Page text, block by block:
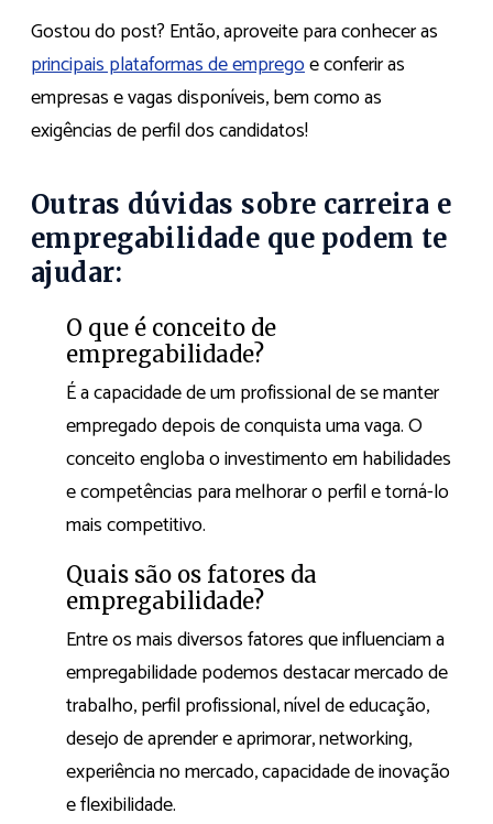
Gostou do post? Então, aproveite para conhecer as
principais plataformas de empregoe conferir as
empresas e vagas disponíveis, bem como as
exigências de perfil dos candidatos!
Outras dúvidas sobre carreira e
empregabilidade que podem te
ajudar:
O que é conceito de
empregabilidade?
É a capacidade de um profissional de se manter
empregado depois de conquista uma vaga. O
conceito engloba o investimento em habilidades
e competências para melhorar o perfil e torná-lo
mais competitivo.
Quais são os fatores da
empregabilidade?
Entre os mais diversos fatores que influenciam a
empregabilidade podemos destacar mercado de
trabalho, perfil profissional, nível de educação,
desejo de aprender e aprimorar, networking,
experiência no mercado, capacidade de inovação
e flexibilidade.